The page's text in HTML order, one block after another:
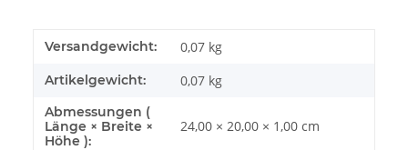
Versandgewicht: 0,07 kg
Artikelgewicht: 0,07 kg
Abmessungen (
Länge × Breite ×
Höhe ):
24,00 × 20,00 × 1,00 cm